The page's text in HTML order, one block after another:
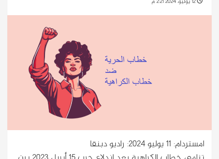
امستردام: 11 يوليو 2024: راديو دبنقا